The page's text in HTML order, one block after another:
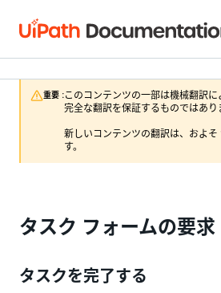
重要 :このコンテンツの一部は機械翻訳に
完全な翻訳を保証するものではあり
新しいコンテンツの翻訳は、およ
す。
タスク フォームの要求
タスクを完了する